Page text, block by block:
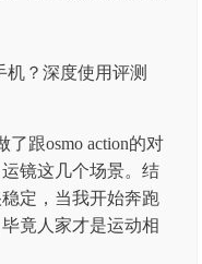
跟osmo action的对
镜这几个场景。结
定，当我开始奔跑
竟人家才是运动相